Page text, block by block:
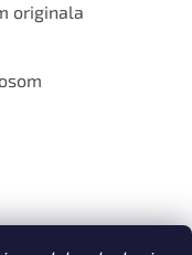
originala